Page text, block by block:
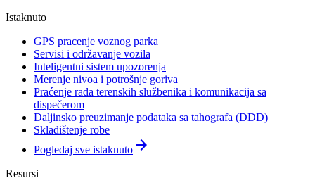
Istaknuto
GPS pracenje voznog parka
Servisi i održavanje vozila
Inteligentni sistem upozorenja
Merenje nivoa i potrošnje goriva
Praćenje rada terenskih službenika i komunikacija sa
dispečerom
Daljinsko preuzimanje podataka sa tahografa (DDD)
Skladištenje robe
Pogledaj sve istaknuto arrow_forward
Resursi